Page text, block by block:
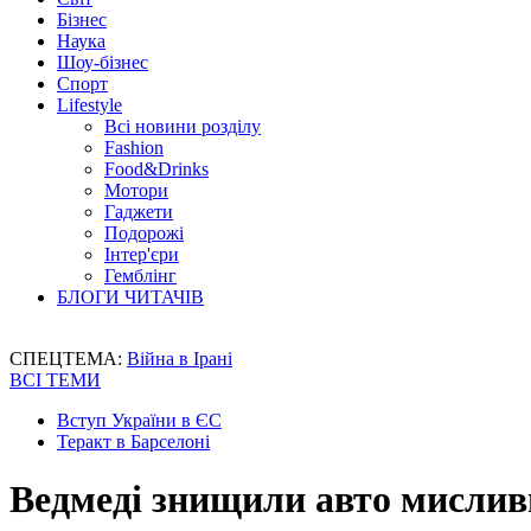
Бізнес
Наука
Шоу-бізнес
Спорт
Lifestyle
Всі новини розділу
Fashion
Food&Drinks
Мотори
Гаджети
Подорожі
Інтер'єри
Гемблінг
БЛОГИ ЧИТАЧІВ
СПЕЦТЕМА: Війна в Ірані
ВСІ ТЕМИ
Вступ України в ЄС
Теракт в Барселоні
Ведмеді знищили авто